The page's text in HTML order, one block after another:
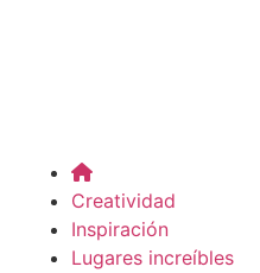
Creatividad
Inspiración
Lugares increíbles